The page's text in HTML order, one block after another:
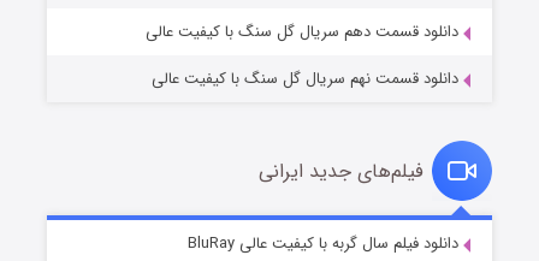
قسمت۶ (زیرنویس) منتشر شد
دانلود قسمت دهم سریال گل سنگ با کیفیت عالی
دانلود قسمت نهم سریال گل سنگ با کیفیت عالی
فیلم‌های جدید ایرانی
دانلود فیلم سال گربه با کیفیت عالی BluRay